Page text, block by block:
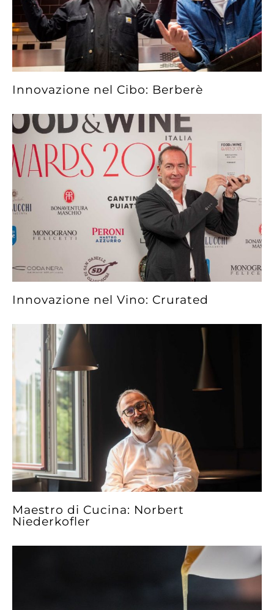
Innovazione nel Cibo: Berberè
Innovazione nel Vino: Crurated
Maestro di Cucina: Norbert
Niederkofler